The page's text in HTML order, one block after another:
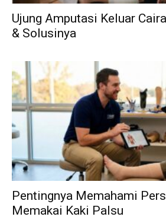
Ujung Amputasi Keluar
& Solusinya
Pentingnya Memahami
Memakai Kaki Palsu